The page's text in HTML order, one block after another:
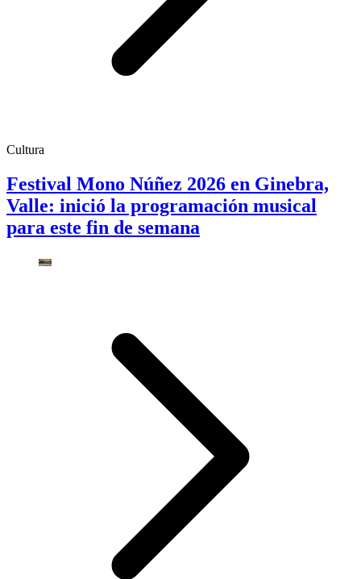
Cultura
Festival Mono Núñez 2026 en Ginebra,
Valle: inició la programación musical
para este fin de semana